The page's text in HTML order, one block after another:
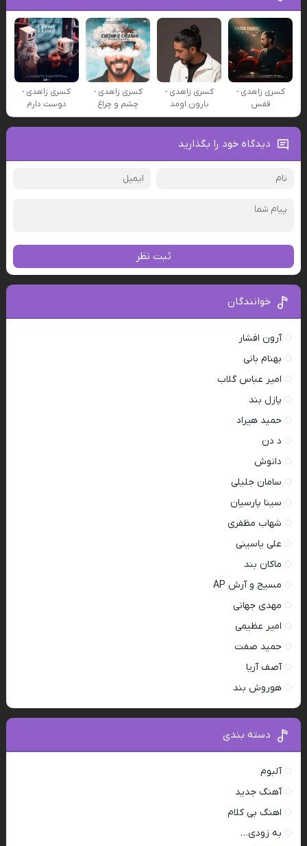
کسری زاهدی -
قفس
کسری زاهدی -
بارون اومد
کسری زاهدی -
چشم و چراغ
کسری زاهدی -
دوست دارم
دیدگاه خود را بگذارید
ثبت نظر
خوانندگان
آرون افشار
بهنام بانی
امیر عباس گلاب
پازل بند
حمید هیراد
د دن
دانوش
سامان جلیلی
سینا پارسیان
شهاب مظفری
علی یاسینی
ماکان بند
مسیح و آرش AP
مهدی جهانی
امیر عظیمی
حمید صفت
آصف آریا
هوروش بند
دسته بندی
آلبوم
آهنگ جدید
اهنگ بی کلام
به زودی…